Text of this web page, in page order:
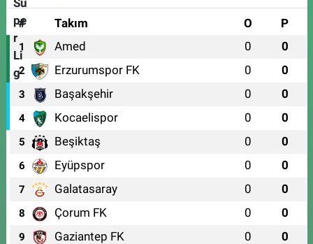
# Takım O P
1 Amed 0 0
2 Erzurumspor FK 0 0
3 Başakşehir 0 0
4 Kocaelispor 0 0
5 Beşiktaş 0 0
6 Eyüpspor 0 0
7 Galatasaray 0 0
8 Çorum FK 0 0
9 Gaziantep FK 0 0